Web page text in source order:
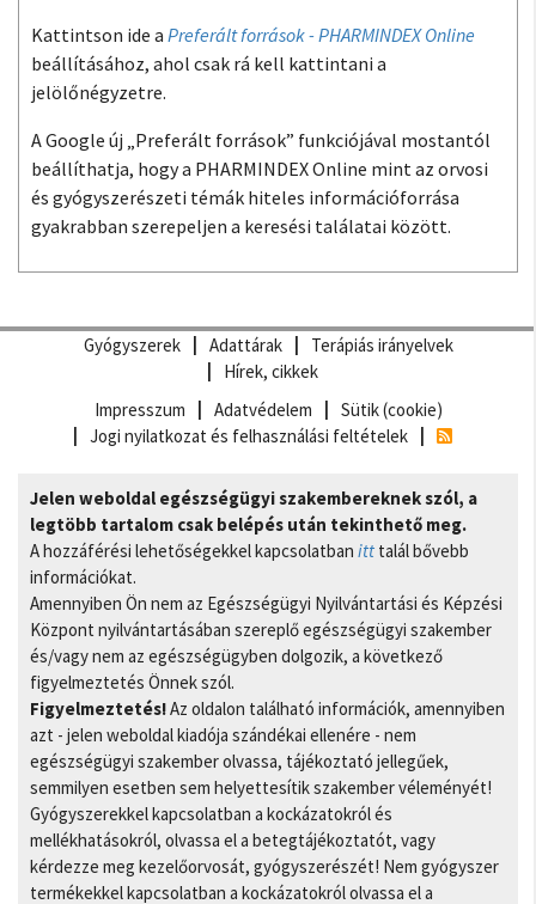
Kattintson ide a Preferált források - PHARMINDEX Online
beállításához, ahol csak rá kell kattintani a
jelölőnégyzetre.
A Google új „Preferált források” funkciójával mostantól
beállíthatja, hogy a PHARMINDEX Online mint az orvosi
és gyógyszerészeti témák hiteles információforrása
gyakrabban szerepeljen a keresési találatai között.
Gyógyszerek Adattárak
Terápiás irányelvek
Hírek, cikkek
Impresszum
Adatvédelem
Sütik (cookie)
Jogi nyilatkozat és felhasználási feltételek
Jelen weboldal egészségügyi szakembereknek szól, a
legtöbb tartalom csak belépés után tekinthető meg.
A hozzáférési lehetőségekkel kapcsolatban itt talál bővebb
információkat.
Amennyiben Ön nem az Egészségügyi Nyilvántartási és Képzési
Központ nyilvántartásában szereplő egészségügyi szakember
és/vagy nem az egészségügyben dolgozik, a következő
figyelmeztetés Önnek szól.
Figyelmeztetés!Az oldalon található információk, amennyiben
azt - jelen weboldal kiadója szándékai ellenére - nem
egészségügyi szakember olvassa, tájékoztató jellegűek,
semmilyen esetben sem helyettesítik szakember véleményét!
Gyógyszerekkel kapcsolatban a kockázatokról és
mellékhatásokról, olvassa el a betegtájékoztatót, vagy
kérdezze meg kezelőorvosát, gyógyszerészét! Nem gyógyszer
termékekkel kapcsolatban a kockázatokról olvassa el a